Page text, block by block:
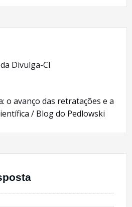
Divulga-CI
o avanço das retratações e a
/ Blog do Pedlowski